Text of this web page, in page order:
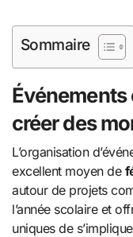
Sommaire
créer des
L’organisation
excellent moyen de
autour de projets
l’année scolaire et
uniques de